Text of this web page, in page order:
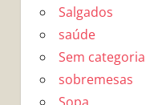
Salgados
saúde
Sem categoria
sobremesas